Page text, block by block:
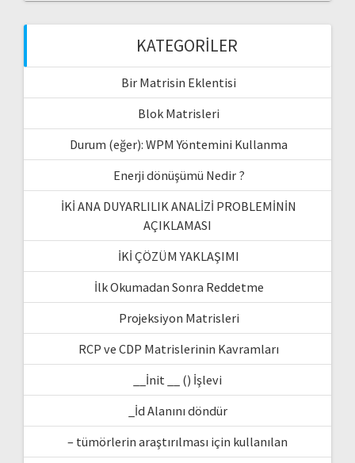
KATEGORILER
Bir Matrisin Eklentisi
Blok Matrisleri
Durum (eğer): WPM Yöntemini Kullanma
Enerji dönüşümü Nedir ?
İKİ ANA DUYARLILIK ANALİZİ PROBLEMİNİN
AÇIKLAMASI
İKİ ÇÖZÜM YAKLAŞIMI
İlk Okumadan Sonra Reddetme
Projeksiyon Matrisleri
RCP ve CDP Matrislerinin Kavramları
__İnit __ () İşlevi
_İd Alanını döndür
– tümörlerin araştırılması için kullanılan